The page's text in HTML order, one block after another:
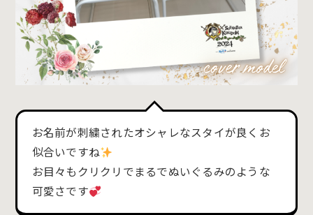
お名前が刺繍されたオシャレなスタイが良くお
似合いですね
お目々もクリクリでまるでぬいぐるみのような
可愛さです